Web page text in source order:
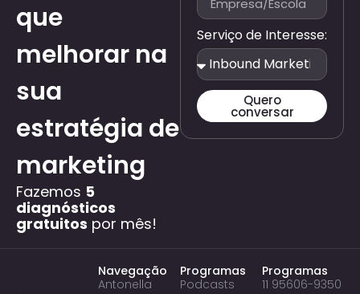
que
melhorar na
sua
estratégia de
marketing
Fazemos 5
diagnósticos
gratuitos por mês!
Serviço de Interesse:
Quero
conversar
Navegação
Antonella
Programas
Podcasts
Programas
11 95606-9350